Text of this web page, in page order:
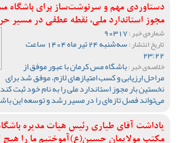
دستاوردی مهم و سرنوشت‌ساز برای
مجوز استاندارد ملی، نقطه عطفی در مسیر
شماره‌ی خبر :
تاریخ انتشار : سه‌شنبه 24 تیر ماه 1404 ساعت
23:22
خلاصه‌ی خبر :باشگاه مس کرمان با عبور موفق از
مراحل ارزیابی و کسب امتیازهای لازم، موفق شد برای
نخستین بار مجوز استاندارد ملی را به نام خود ثبت
می‌تواند فصل تازه‌ای را در مسیر رشد و توسعه این
یاداشت آقای طیاری رئیس هیات مدیره
مکتب مولایمان حسین(ع)آموختیم ما را